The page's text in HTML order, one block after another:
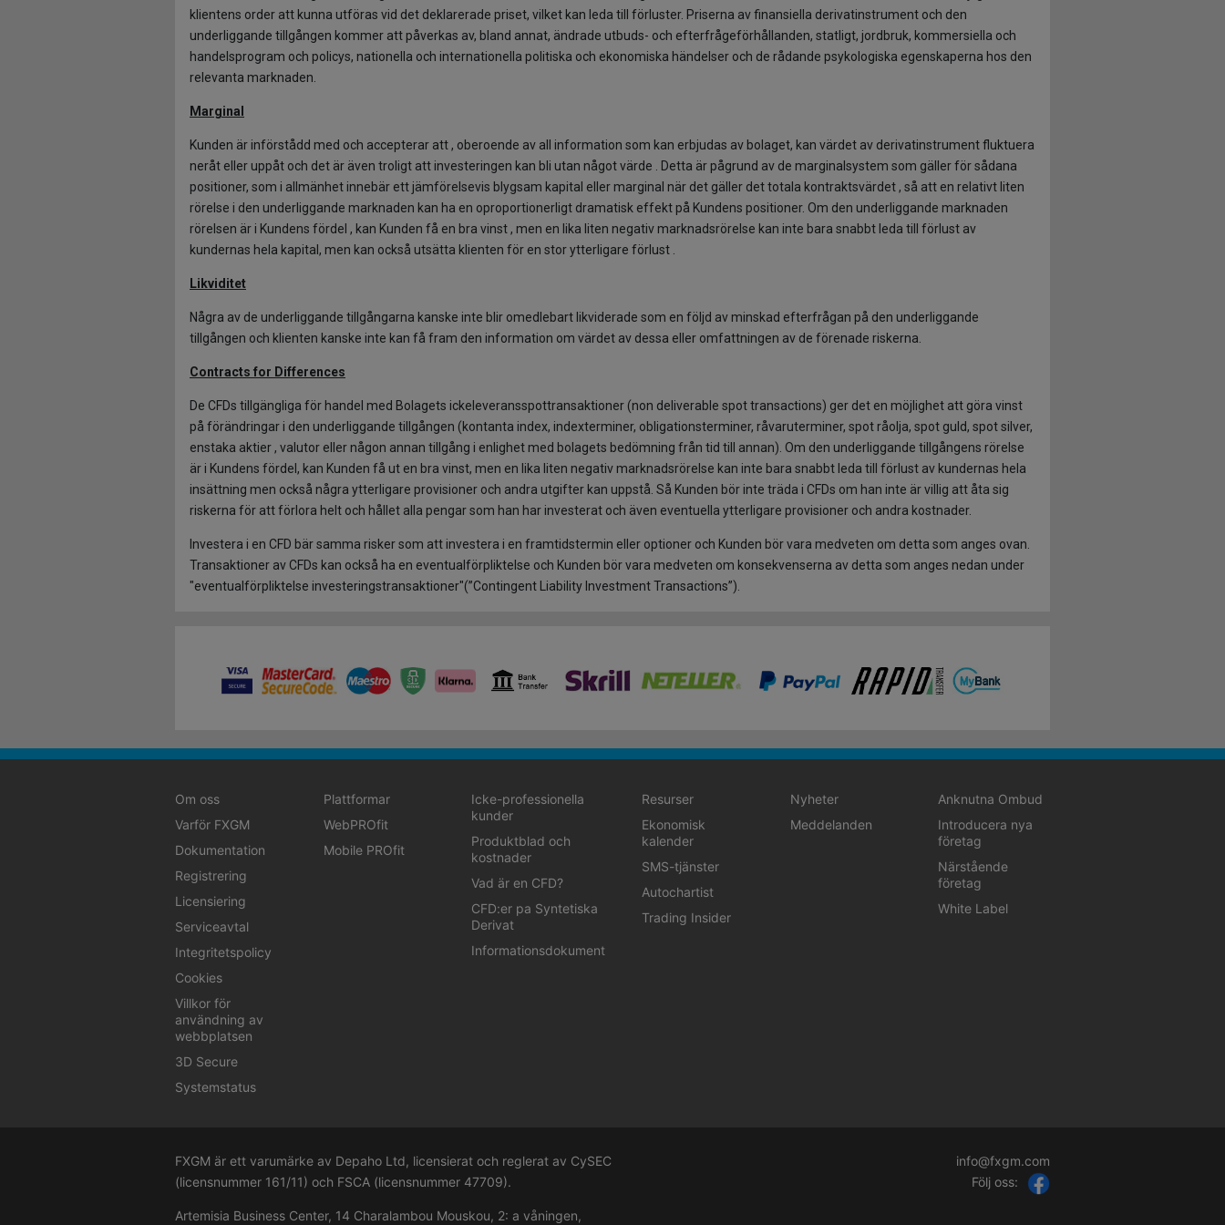
klientens order att kunna utföras vid det deklarerade priset, vilket kan leda till förluster. Priserna av finansiella derivatinstrument och den
underliggande tillgången kommer att påverkas av, bland annat, ändrade utbuds- och efterfrågeförhållanden, statligt, jordbruk, kommersiella och
handelsprogram och policys, nationella och internationella politiska och ekonomiska händelser och de rådande psykologiska egenskaperna hos den
relevanta marknaden.
Marginal
Kunden är införstådd med och accepterar att , oberoende av all information som kan erbjudas av bolaget, kan värdet av derivatinstrument fluktuera
neråt eller uppåt och det är även troligt att investeringen kan bli utan något värde . Detta är pågrund av de marginalsystem som gäller för sådana
positioner, som i allmänhet innebär ett jämförelsevis blygsam kapital eller marginal när det gäller det totala kontraktsvärdet , så att en relativt liten
rörelse i den underliggande marknaden kan ha en oproportionerligt dramatisk effekt på Kundens positioner. Om den underliggande marknaden
rörelsen är i Kundens fördel , kan Kunden få en bra vinst , men en lika liten negativ marknadsrörelse kan inte bara snabbt leda till förlust av
kundernas hela kapital, men kan också utsätta klienten för en stor ytterligare förlust .
Likviditet
Några av de underliggande tillgångarna kanske inte blir omedlebart likviderade som en följd av minskad efterfrågan på den underliggande
tillgången och klienten kanske inte kan få fram den information om värdet av dessa eller omfattningen av de förenade riskerna.
Contracts for Differences
De CFDs tillgängliga för handel med Bolagets ickeleveransspottransaktioner (non deliverable spot transactions) ger det en möjlighet att göra vinst
på förändringar i den underliggande tillgången (kontanta index, indexterminer, obligationsterminer, råvaruterminer, spot råolja, spot guld, spot silver,
enstaka aktier , valutor eller någon annan tillgång i enlighet med bolagets bedömning från tid till annan). Om den underliggande tillgångens rörelse
är i Kundens fördel, kan Kunden få ut en bra vinst, men en lika liten negativ marknadsrörelse kan inte bara snabbt leda till förlust av kundernas hela
insättning men också några ytterligare provisioner och andra utgifter kan uppstå. Så Kunden bör inte träda i CFDs om han inte är villig att åta sig
riskerna för att förlora helt och hållet alla pengar som han har investerat och även eventuella ytterligare provisioner och andra kostnader.
Investera i en CFD bär samma risker som att investera i en framtidstermin eller optioner och Kunden bör vara medveten om detta som anges ovan.
Transaktioner av CFDs kan också ha en eventualförpliktelse och Kunden bör vara medveten om konsekvenserna av detta som anges nedan under
"eventualförpliktelse investeringstransaktioner"(”Contingent Liability Investment Transactions”).
Om oss
Varför FXGM
Dokumentation
Registrering
Licensiering
Serviceavtal
Integritetspolicy
Cookies
Villkor för
användning av
webbplatsen
3D Secure
Systemstatus
Plattformar
WebPROfit
Mobile PROfit
Icke-professionella
kunder
Produktblad och
kostnader
Vad är en CFD?
CFD:er pa Syntetiska
Derivat
Informationsdokument
Resurser
Ekonomisk
kalender
SMS-tjänster
Autochartist
Trading Insider
Nyheter
Meddelanden
Anknutna Ombud
Introducera nya
företag
Närstående
företag
White Label
FXGM är ett varumärke av Depaho Ltd, licensierat och reglerat av CySEC
(licensnummer 161/11) och FSCA (licensnummer 47709).
Artemisia Business Center, 14 Charalambou Mouskou, 2: a våningen,
info@fxgm.com
Följ oss: